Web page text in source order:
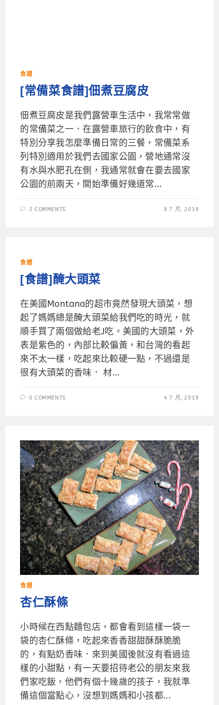
食譜
[常備菜食譜]佃煮豆腐皮
佃煮豆腐皮是我們露營車生活中，我常常做
的常備菜之一．在露營車旅行的飲食中，有
特別分享我怎麼準備日常的三餐，常備菜系
列特別適用於我們去國家公園，營地通常沒
有水與水肥孔在側，我通常就會在要去國家
公園的前兩天，開始準備好幾道常...
2 COMMENTS 8 7 月, 2019
食譜
[食譜]醃大頭菜
在美國Montana的超市竟然發現大頭菜，想
起了媽媽總是醃大頭菜給我們吃的時光，就
順手買了兩個做給老J吃。美國的大頭菜，外
表是紫色的，內部比較偏黃，和台灣的看起
來不太一樣，吃起來比較硬一點，不過還是
很有大頭菜的香味． 材...
0 COMMENTS 4 7 月, 2019
食譜
杏仁酥條
小時候在西點麵包店，都會看到這樣一袋一
袋的杏仁酥條，吃起來香香甜甜酥酥脆脆
的，有點奶香味．來到美國後就沒有看過這
樣的小甜點，有一天要招待老公的朋友來我
們家吃飯，他們有個十幾歲的孩子，我就準
備這個當點心，沒想到媽媽和小孩都...